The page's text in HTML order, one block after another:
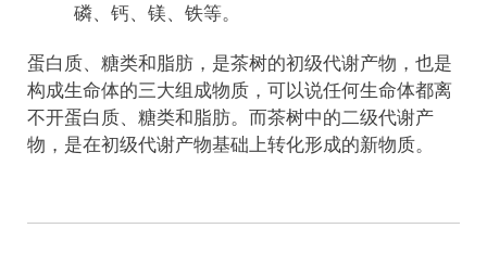
磷、钙、镁、铁等。
蛋白质、糖类和脂肪，是茶树的初级代谢产物，也是
构成生命体的三大组成物质，可以说任何生命体都离
不开蛋白质、糖类和脂肪。而茶树中的二级代谢产
物，是在初级代谢产物基础上转化形成的新物质。